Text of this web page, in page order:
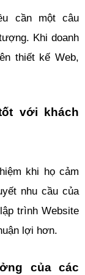
cần một câu
Khi doanh
thiết kế Web,
với khách
khi họ cảm
nhu cầu của
trình Website
lợi hơn.
của các